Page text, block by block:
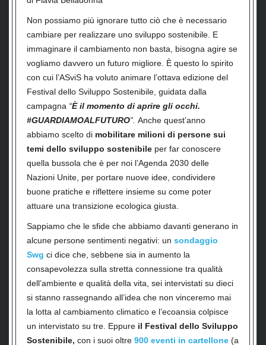
Non possiamo più ignorare tutto ciò che è necessario
cambiare per realizzare uno sviluppo sostenibile. E
immaginare il cambiamento non basta, bisogna agire se
vogliamo davvero un futuro migliore. È questo lo spirito
con cui l’ASviS ha voluto animare l’ottava edizione del
Festival dello Sviluppo Sostenibile, guidata dalla
campagna “È il momento di aprire gli occhi.
#GUARDIAMOALFUTURO”. Anche quest’anno
abbiamo scelto di mobilitare milioni di persone sui
temi dello sviluppo sostenibile per far conoscere
quella bussola che è per noi l’Agenda 2030 delle
Nazioni Unite, per portare nuove idee, condividere
buone pratiche e riflettere insieme su come poter
attuare una transizione ecologica giusta.
Sappiamo che le sfide che abbiamo davanti generano in
alcune persone sentimenti negativi: un sondaggio
Swg ci dice che, sebbene sia in aumento la
consapevolezza sulla stretta connessione tra qualità
dell’ambiente e qualità della vita, sei intervistati su dieci
si stanno rassegnando all’idea che non vinceremo mai
la lotta al cambiamento climatico e l’ecoansia colpisce
un intervistato su tre. Eppure il Festival dello Sviluppo
Sostenibile, con i suoi oltre 900 eventi in cartellone (a